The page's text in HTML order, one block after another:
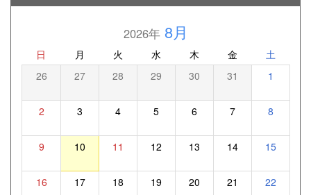
2026年8月
日 月 火 水 木 金 土
26 27 28 29 30 31 1
2 3 4 5 6 7 8
9 10 11 12 13 14 15
16 17 18 19 20 21 22